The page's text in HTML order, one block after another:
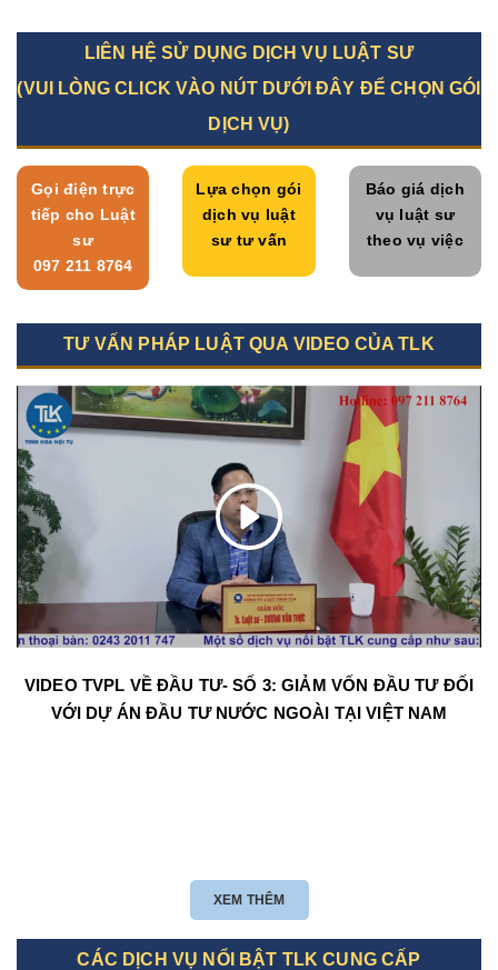
LIÊN HỆ SỬ DỤNG DỊCH VỤ LUẬT SƯ
(VUI LÒNG CLICK VÀO NÚT DƯỚI ĐÂY ĐỂ CHỌN GÓI
DỊCH VỤ)
Gọi điện trực
tiếp cho Luật
sư
097 211 8764
Lựa chọn gói
dịch vụ luật
sư tư vấn
Báo giá dịch
vụ luật sư
theo vụ việc
TƯ VẤN PHÁP LUẬT QUA VIDEO CỦA TLK
VIDEO TVPL VỀ ĐẦU TƯ- SỐ 3: GIẢM VỐN ĐẦU TƯ ĐỐI
VỚI DỰ ÁN ĐẦU TƯ NƯỚC NGOÀI TẠI VIỆT NAM
XEM THÊM
CÁC DỊCH VỤ NỔI BẬT TLK CUNG CẤP